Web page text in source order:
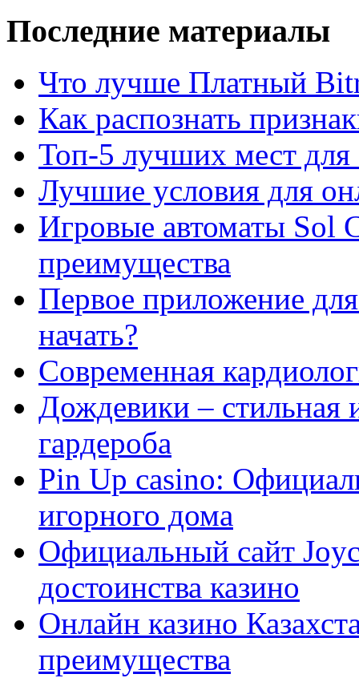
Последние материалы
Что лучше Платный
Как распознать
Топ-5 лучших мест для
Лучшие условия для
Игровые автоматы Sol
преимущества
Первое приложение
начать?
Современная
Дождевики – стильная
гардероба
Pin Up casino:
игорного дома
Официальный сайт
достоинства казино
Онлайн казино
преимущества